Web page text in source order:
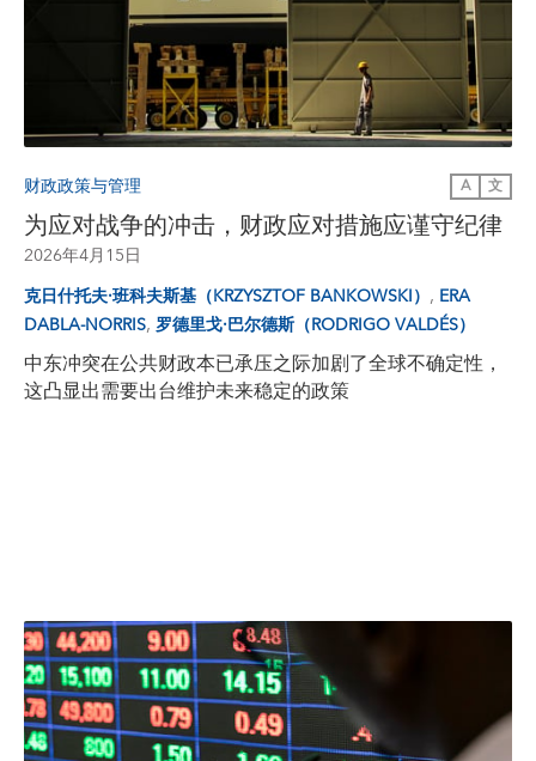
财政政策与管理 A 文
为应对战争的冲击，财政应对措施应谨守纪律
2026年4月15日
克日什托夫·班科夫斯基（KRZYSZTOF BANKOWSKI） , ERA
DABLA-NORRIS, 罗德里戈·巴尔德斯（RODRIGO VALDÉS）
中东冲突在公共财政本已承压之际加剧了全球不确定性，
这凸显出需要出台维护未来稳定的政策